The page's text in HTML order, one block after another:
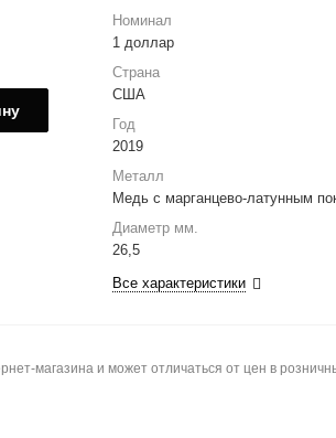
Номинал
1 доллар
Страна
США
Год
2019
Металл
Медь с марганцево-латунным
Диаметр мм.
26,5
Все характеристики
магазина и может отличаться от цен в